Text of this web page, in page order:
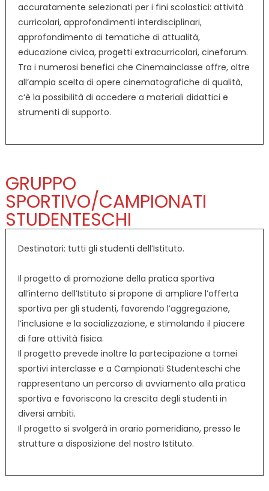
accuratamente selezionati per i fini scolastici: attività
curricolari, approfondimenti interdisciplinari,
approfondimento di tematiche di attualità,
educazione civica, progetti extracurricolari, cineforum.
Tra i numerosi benefici che Cinemainclasse offre, oltre
all’ampia scelta di opere cinematografiche di qualità,
c‘è la possibilità di accedere a materiali didattici e
strumenti di supporto.
GRUPPO
SPORTIVO/CAMPIONATI
STUDENTESCHI
Destinatari: tutti gli studenti dell’Istituto.
Il progetto di promozione della pratica sportiva
all’interno dell’Istituto si propone di ampliare l’offerta
sportiva per gli studenti, favorendo l’aggregazione,
l’inclusione e la socializzazione, e stimolando il piacere
di fare attività fisica.
Il progetto prevede inoltre la partecipazione a tornei
sportivi interclasse e a Campionati Studenteschi che
rappresentano un percorso di avviamento alla pratica
sportiva e favoriscono la crescita degli studenti in
diversi ambiti.
Il progetto si svolgerà in orario pomeridiano, presso le
strutture a disposizione del nostro Istituto.